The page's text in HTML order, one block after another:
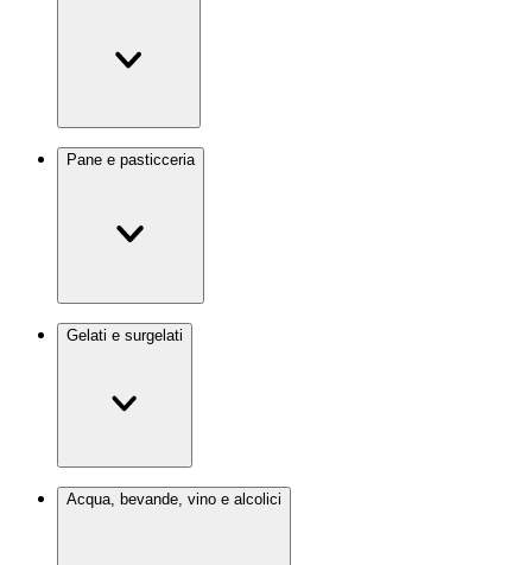
Pane e pasticceria
Gelati e surgelati
Acqua, bevande, vino e alcolici